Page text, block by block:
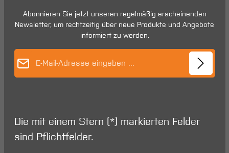
Abonnieren Sie jetzt unseren regelmäßig erscheinenden
Newsletter, um rechtzeitig über neue Produkte und Angebote
informiert zu werden.
Die mit einem Stern (*) markierten Felder
sind Pflichtfelder.